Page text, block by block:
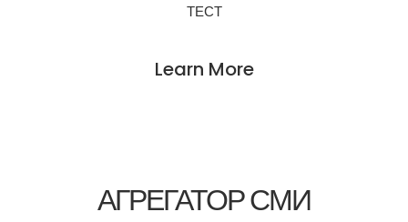
ТЕСТ
Learn More
АГРЕГАТОР СМИ